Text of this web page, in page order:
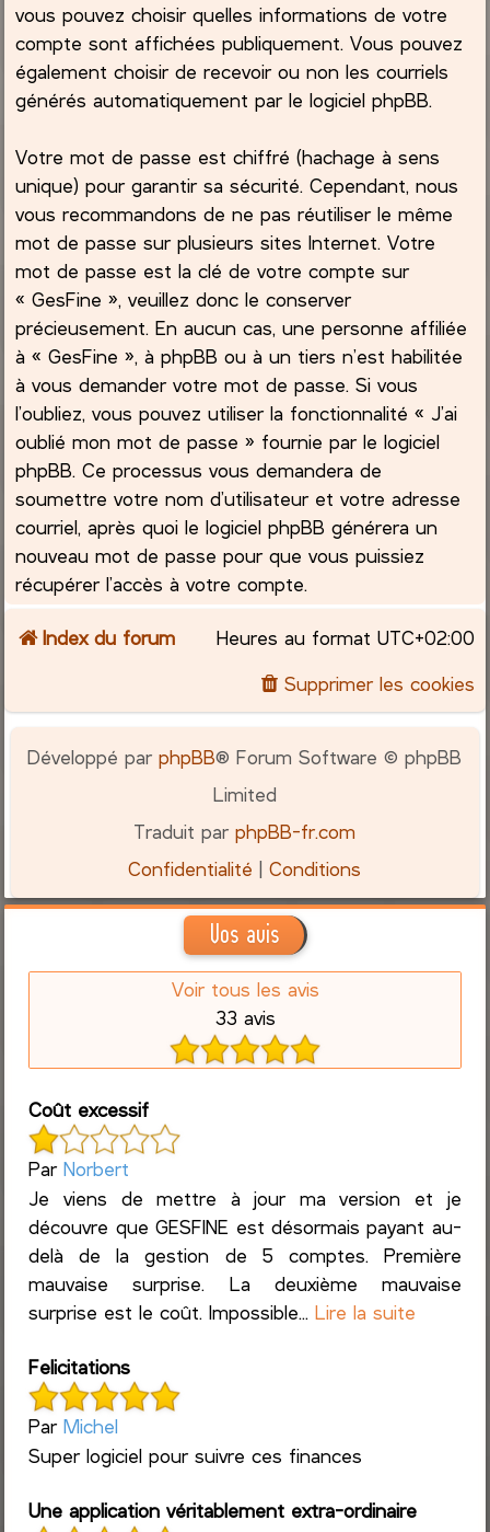
vous pouvez choisir quelles informations de votre
compte sont affichées publiquement. Vous pouvez
également choisir de recevoir ou non les courriels
générés automatiquement par le logiciel phpBB.
Votre mot de passe est chiffré (hachage à sens
unique) pour garantir sa sécurité. Cependant, nous
vous recommandons de ne pas réutiliser le même
mot de passe sur plusieurs sites Internet. Votre
mot de passe est la clé de votre compte sur
« GesFine », veuillez donc le conserver
précieusement. En aucun cas, une personne affiliée
à « GesFine », à phpBB ou à un tiers n’est habilitée
à vous demander votre mot de passe. Si vous
l’oubliez, vous pouvez utiliser la fonctionnalité « J’ai
oublié mon mot de passe » fournie par le logiciel
phpBB. Ce processus vous demandera de
soumettre votre nom d’utilisateur et votre adresse
courriel, après quoi le logiciel phpBB générera un
nouveau mot de passe pour que vous puissiez
récupérer l’accès à votre compte.
Index du forum Heures au format UTC+02:00
Supprimer les cookies
Développé parphpBB® Forum Software © phpBB
Limited
Traduit parphpBB-fr.com
Confidentialité |Conditions
Vos avis
Voir tous les avis
33 avis
Coût excessif
ParNorbert
Je viens de mettre à jour ma version et je
découvre que GESFINE est désormais payant au-
delà de la gestion de 5 comptes. Première
mauvaise surprise. La deuxième mauvaise
surprise est le coût. Impossible...Lire la suite
Felicitations
ParMichel
Super logiciel pour suivre ces finances
Une application véritablement extra-ordinaire